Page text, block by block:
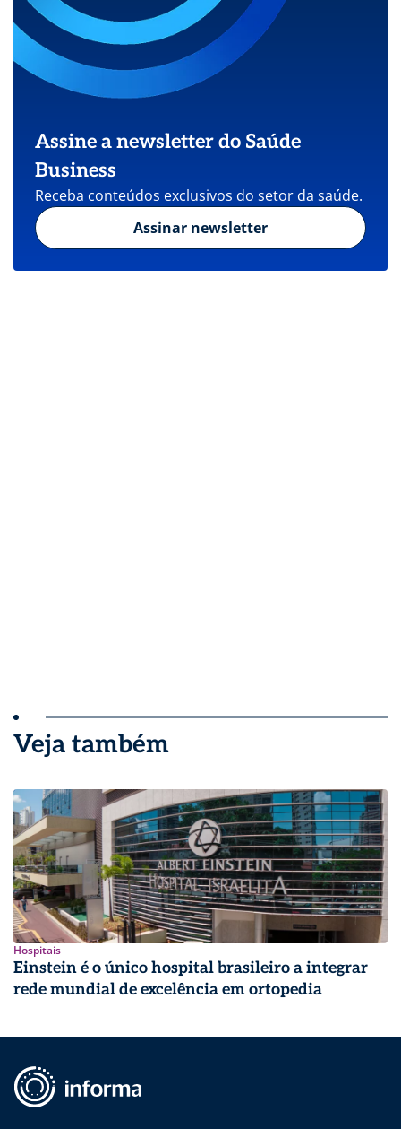
Assine a newsletter do Saúde
Business
Receba conteúdos exclusivos do setor da saúde.
Assinar newsletter
Veja também
Hospitais
Einstein é o único hospital brasileiro a integrar
rede mundial de excelência em ortopedia